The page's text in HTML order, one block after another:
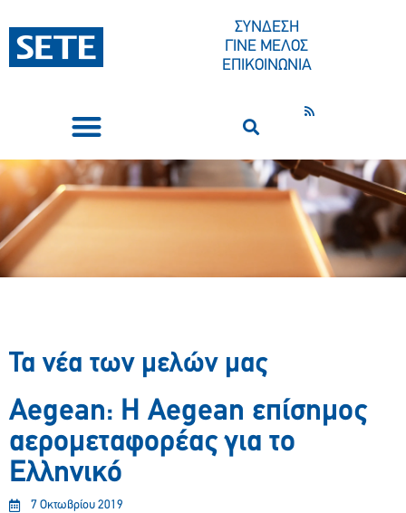
ΣΥΝΔΕΣΗ
ΓΙΝΕ ΜΕΛΟΣ
ΕΠΙΚΟΙΝΩΝΙΑ
Τα νέα των μελών μας
Aegean: Η Aegean επίσημος
αερομεταφορέας για το
Ελληνικό
7 Οκτωβρίου 2019